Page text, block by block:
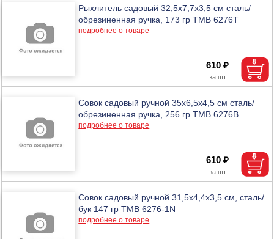
Рыхлитель садовый 32,5х7,7х3,5 см сталь/
обрезиненная ручка, 173 гр ТМВ 6276T
подробнее о товаре
610 ₽
Совок садовый ручной 35х6,5х4,5 см сталь/
обрезиненная ручка, 256 гр ТМВ 6276B
подробнее о товаре
610 ₽
Совок садовый ручной 31,5х4,4х3,5 см, сталь/
бук 147 гр ТМВ 6276-1N
подробнее о товаре